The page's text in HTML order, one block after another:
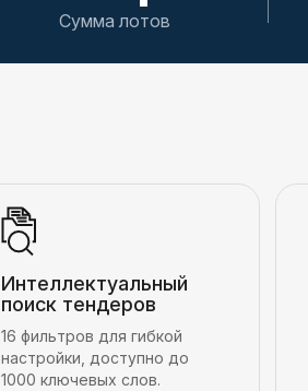
Сумма лотов
Интеллектуальный
поиск тендеров
16 фильтров для гибкой
настройки, доступно до
1000 ключевых слов.